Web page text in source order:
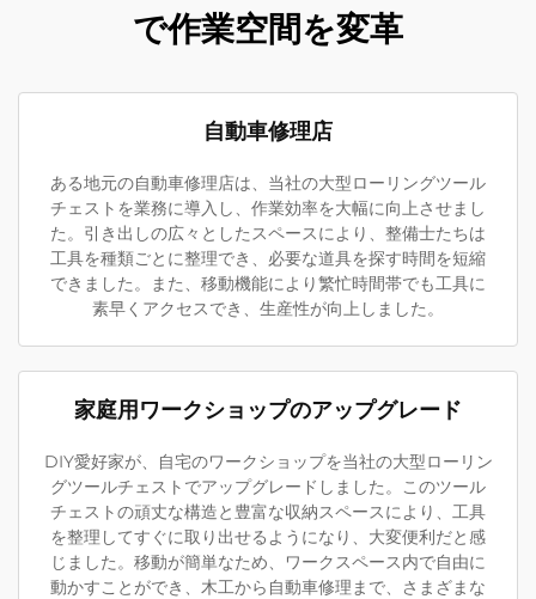
で作業空間を変革
自動車修理店
ある地元の自動車修理店は、当社の大型ローリングツール
チェストを業務に導入し、作業効率を大幅に向上させまし
た。引き出しの広々としたスペースにより、整備士たちは
工具を種類ごとに整理でき、必要な道具を探す時間を短縮
できました。また、移動機能により繁忙時間帯でも工具に
素早くアクセスでき、生産性が向上しました。
家庭用ワークショップのアップグレード
DIY愛好家が、自宅のワークショップを当社の大型ローリン
グツールチェストでアップグレードしました。このツール
チェストの頑丈な構造と豊富な収納スペースにより、工具
を整理してすぐに取り出せるようになり、大変便利だと感
じました。移動が簡単なため、ワークスペース内で自由に
動かすことができ、木工から自動車修理まで、さまざまな